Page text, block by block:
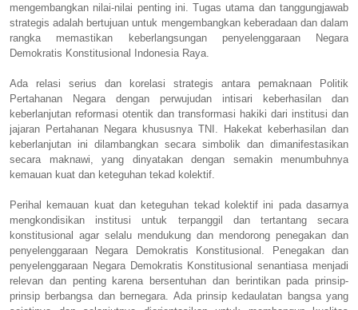
mengembangkan nilai-nilai penting ini. Tugas utama dan tanggungjawab
strategis adalah bertujuan untuk mengembangkan keberadaan dan dalam
rangka memastikan keberlangsungan penyelenggaraan Negara
Demokratis Konstitusional Indonesia Raya.
Ada relasi serius dan korelasi strategis antara pemaknaan Politik
Pertahanan Negara dengan perwujudan intisari keberhasilan dan
keberlanjutan reformasi otentik dan transformasi hakiki dari institusi dan
jajaran Pertahanan Negara khususnya TNI. Hakekat keberhasilan dan
keberlanjutan ini dilambangkan secara simbolik dan dimanifestasikan
secara maknawi, yang dinyatakan dengan semakin menumbuhnya
kemauan kuat dan keteguhan tekad kolektif.
Perihal kemauan kuat dan keteguhan tekad kolektif ini pada dasarnya
mengkondisikan institusi untuk terpanggil dan tertantang secara
konstitusional agar selalu mendukung dan mendorong penegakan dan
penyelenggaraan Negara Demokratis Konstitusional. Penegakan dan
penyelenggaraan Negara Demokratis Konstitusional senantiasa menjadi
relevan dan penting karena bersentuhan dan berintikan pada prinsip-
prinsip berbangsa dan bernegara. Ada prinsip kedaulatan bangsa yang